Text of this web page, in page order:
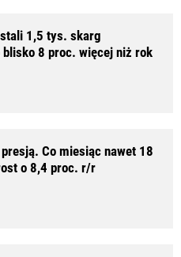
1,5 tys. skarg
8 proc. więcej niż rok
presją. Co miesiąc nawet 18
o 8,4 proc. r/r